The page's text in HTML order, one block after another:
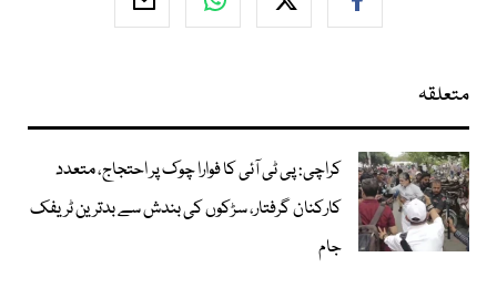
متعلقہ
کراچی: پی ٹی آئی کا فوارا چوک پر احتجاج، متعدد
کارکنان گرفتار، سڑکوں کی بندش سے بدترین ٹریفک
جام